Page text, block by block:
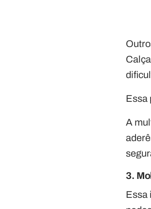
Essa
A
3.
Essa